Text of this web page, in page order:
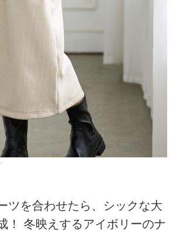
ツを合わせたら、シックな大
！ 冬映えするアイボリーのナ